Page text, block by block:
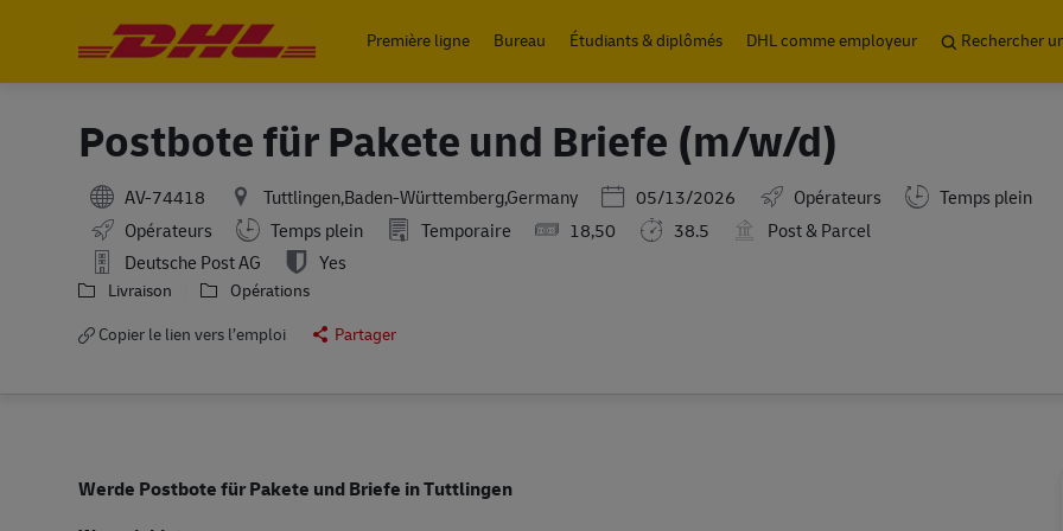
Première ligne
Bureau Étudiants & diplômés DHL comme employeur Rechercher
Postbote für Pakete und Briefe (m/w/d)
AV-74418 Tuttlingen,Baden-Württemberg,Germany Posted Date
05/13/2026 Opérateurs
Temps plein
Opérateurs
Working Hours
Temps plein Temporaire 18,50 38.5
Post & Parcel
Deutsche Post AG
Yes
Livraison
Opérations
Copier le lien vers l’emploi
Partager
Werde Postbote für Pakete und Briefe in Tuttlingen